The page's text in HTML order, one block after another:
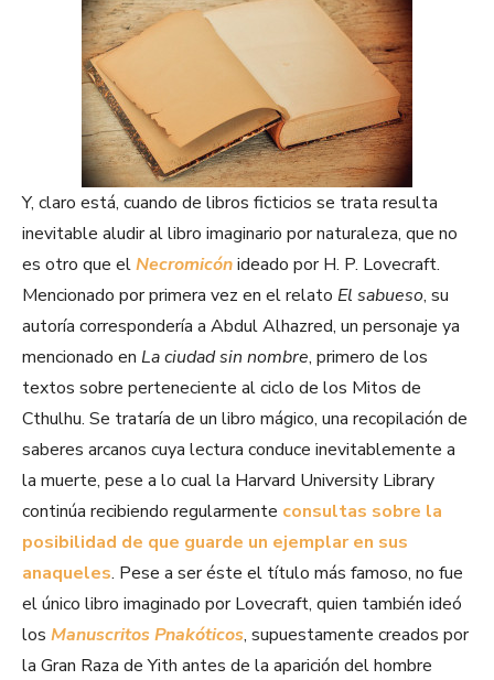
Y, claro está, cuando de libros ficticios se trata resulta
inevitable aludir al libro imaginario por naturaleza, que no
es otro que elNecromicónideado por H. P. Lovecraft.
Mencionado por primera vez en el relato El sabueso, su
autoría correspondería a Abdul Alhazred, un personaje ya
mencionado en La ciudad sin nombre, primero de los
textos sobre perteneciente al ciclo de los Mitos de
Cthulhu. Se trataría de un libro mágico, una recopilación de
saberes arcanos cuya lectura conduce inevitablemente a
la muerte, pese a lo cual la Harvard University Library
continúa recibiendo regularmente consultas sobre la
posibilidad de que guarde un ejemplar en sus
anaqueles. Pese a ser éste el título más famoso, no fue
el único libro imaginado por Lovecraft, quien también ideó
los Manuscritos Pnakóticos, supuestamente creados por
la Gran Raza de Yith antes de la aparición del hombre